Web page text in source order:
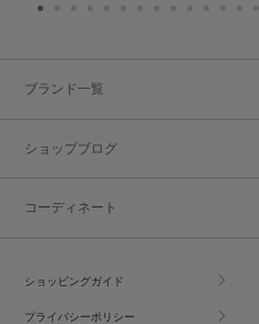
ブランド一覧
ショップブログ
コーディネート
ショッピングガイド
プライバシーポリシー